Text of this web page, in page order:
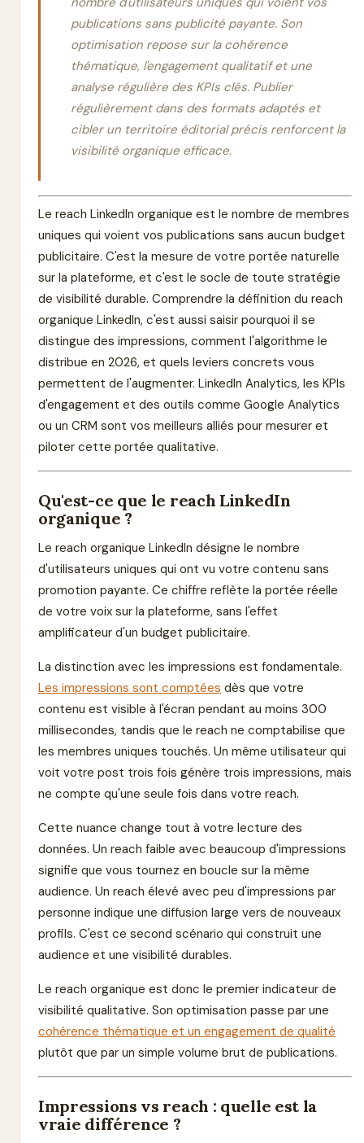
publications sans publicité payante. Son
optimisation repose sur la cohérence
thématique, l'engagement qualitatif et une
analyse régulière des KPIs clés. Publier
régulièrement dans des formats adaptés et
cibler un territoire éditorial précis renforcent la
visibilité organique efficace.
Le reach LinkedIn organique est le nombre de membres
uniques qui voient vos publications sans aucun budget
publicitaire. C'est la mesure de votre portée naturelle
sur la plateforme, et c'est le socle de toute stratégie
de visibilité durable. Comprendre la définition du reach
organique LinkedIn, c'est aussi saisir pourquoi il se
distingue des impressions, comment l'algorithme le
distribue en 2026, et quels leviers concrets vous
permettent de l'augmenter. LinkedIn Analytics, les KPIs
d'engagement et des outils comme Google Analytics
ou un CRM sont vos meilleurs alliés pour mesurer et
piloter cette portée qualitative.
Qu'est-ce que le reach LinkedIn
organique ?
Le reach organique LinkedIn désigne le nombre
d'utilisateurs uniques qui ont vu votre contenu sans
promotion payante. Ce chiffre reflète la portée réelle
de votre voix sur la plateforme, sans l'effet
amplificateur d'un budget publicitaire.
La distinction avec les impressions est fondamentale.
Les impressions sont comptées dès que votre
contenu est visible à l'écran pendant au moins 300
millisecondes, tandis que le reach ne comptabilise que
les membres uniques touchés. Un même utilisateur qui
voit votre post trois fois génère trois impressions, mais
ne compte qu'une seule fois dans votre reach.
Cette nuance change tout à votre lecture des
données. Un reach faible avec beaucoup d'impressions
signifie que vous tournez en boucle sur la même
audience. Un reach élevé avec peu d'impressions par
personne indique une diffusion large vers de nouveaux
profils. C'est ce second scénario qui construit une
audience et une visibilité durables.
Le reach organique est donc le premier indicateur de
visibilité qualitative. Son optimisation passe par une
cohérence thématique et un engagement de qualité
plutôt que par un simple volume brut de publications.
Impressions vs reach : quelle est la
vraie différence ?